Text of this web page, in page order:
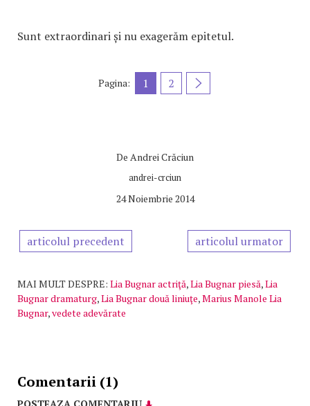
Sunt extraordinari și nu exagerăm epitetul.
Pagina: 1 2
De Andrei Crăciun
andrei-crciun
24 Noiembrie 2014
articolul precedent articolul urmator
MAI MULT DESPRE: Lia Bugnar actriţă,Lia Bugnar piesă,Lia
Bugnar dramaturg,Lia Bugnar două liniuţe,Marius Manole Lia
Bugnar,vedete adevărate
Comentarii (1)